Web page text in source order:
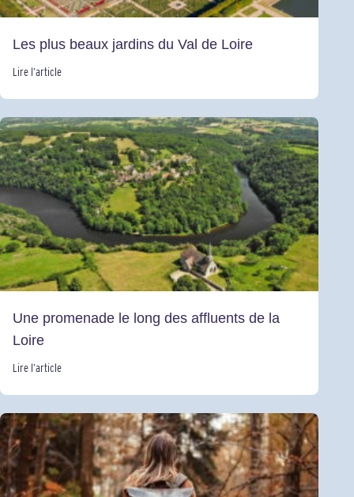
Les plus beaux jardins du Val de Loire
Lire l’article
Une promenade le long des affluents de la
Loire
Lire l’article